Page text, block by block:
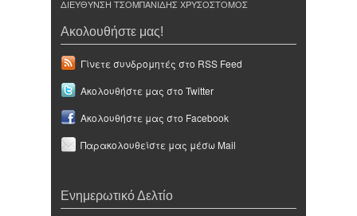
ΔΙΕΥΘΥΝΣΗ ΤΣΟΜΠΑΝΙΔΗΣ ΧΡΥΣΟΣΤΟΜΟΣ
Ακολουθήστε μας!
Γίνετε συνδρομητές στο RSS Feed
Ακολουθήστε μας στο Twitter
Ακολουθήστε μας στο Facebook
Παρακολουθείστε μας μέσω Mail
Ενημερωτικό Δελτίο